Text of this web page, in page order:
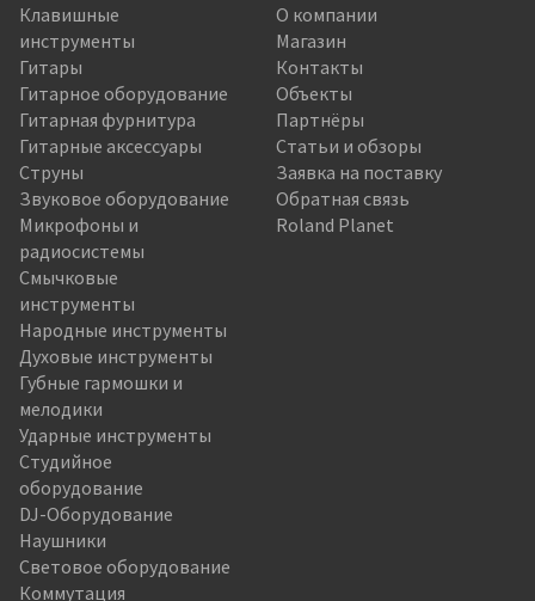
Клавишные
инструменты
Гитары
Гитарное оборудование
Гитарная фурнитура
Гитарные аксессуары
Струны
Звуковое оборудование
Микрофоны и
радиосистемы
Смычковые
инструменты
Народные инструменты
Духовые инструменты
Губные гармошки и
мелодики
Ударные инструменты
Студийное
оборудование
DJ-Оборудование
Наушники
Световое оборудование
Коммутация
О компании
Магазин
Контакты
Объекты
Партнёры
Статьи и обзоры
Заявка на поставку
Обратная связь
Roland Planet